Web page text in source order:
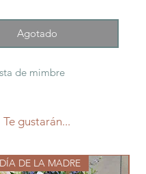
Agotado
de mimbre
Te gustarán...
DE LA MADRE